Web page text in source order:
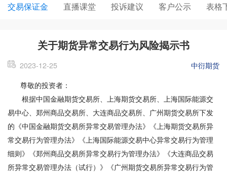
交易保证金 直播课堂 投诉建议 客户公示 表格
关于期货异常交易行为风险揭示书
2023-12-25 中衍期货
尊敬的投资者：
根据中国金融期货交易所、上海期货交易所、上海国际能源交
易中心、郑州商品交易所、大连商品交易所、广州期货交易所下发
的《中国金融期货交易所异常交易管理办法》《上海期货交易所异
常交易行为管理办法》《上海国际能源交易中心异常交易行为管理
细则》《郑州商品交易所异常交易行为管理办法》《大连商品交易
所异常交易管理办法（试行）》《广州期货交易所异常交易行为管